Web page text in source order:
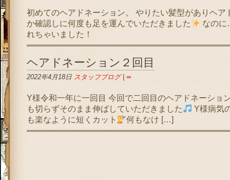
初めてのヘアドネーション。 やりたい髪型がありヘア
か確認しに何度も足を運んでいただきました
なの
れちゃいました！
ヘアドネーション２回目
2022年4月18日 スタッフブログ| ∞
Y様令和一年に一回目 今回で二回目のヘアドネーショ
も切らずそのまま伸ばしていただきました
Y様病気
も楽なように短くカット
何もなけ […]